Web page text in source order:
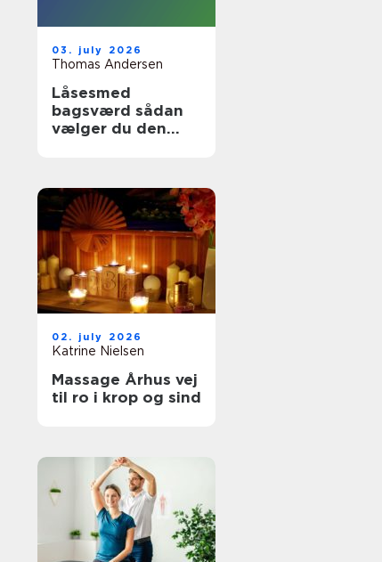
03. july 2026
Thomas Andersen
Låsesmed
bagsværd sådan
vælger du den
02. july 2026
Katrine Nielsen
Massage Århus vej
til ro i krop og sind